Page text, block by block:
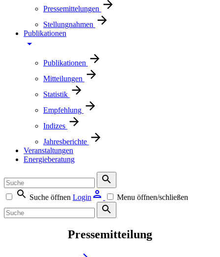
Pressemittelungen
Stellungnahmen
Publikationen
Publikationen
Mitteilungen
Statistik
Empfehlung
Indizes
Jahresberichte
Veranstaltungen
Energieberatung
Suche öffnen Login Menu öffnen/schließen
Pressemitteilung